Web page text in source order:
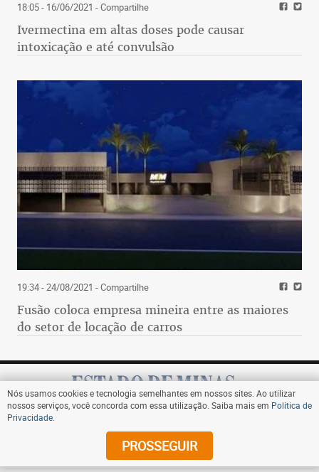
18:05 - 16/06/2021 - Compartilhe
Ivermectina em altas doses pode causar
intoxicação e até convulsão
19:34 - 24/08/2021 - Compartilhe
Fusão coloca empresa mineira entre as maiores
do setor de locação de carros
Assine
Nós usamos cookies e tecnologia semelhantes em nossos sites. Ao utilizar
nossos serviços, você concorda com essa utilização. Saiba mais em Política de
Privacidade
PROSSEGUIR